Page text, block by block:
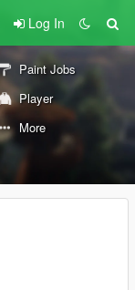
Log In
Paint Jobs
Player
More